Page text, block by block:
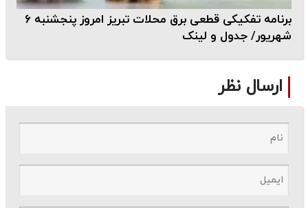
برنامه تفکیکی قطعی برق محلات تبریز امروز پنجشنبه ۶
شهریور/ جدول و لینک
ارسال نظر